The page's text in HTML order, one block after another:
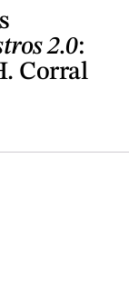
2.0:
Corral